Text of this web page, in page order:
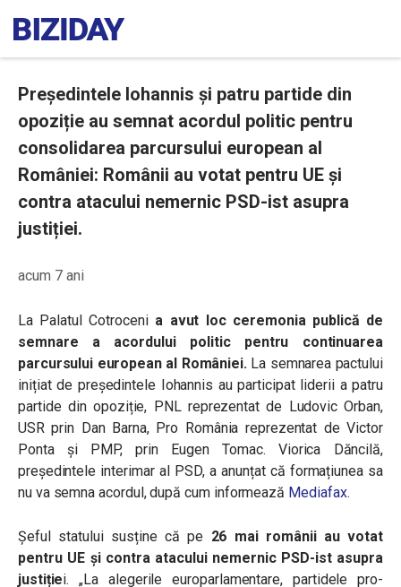
Președintele Iohannis și patru partide din
opoziție au semnat acordul politic pentru
consolidarea parcursului european al
României: Românii au votat pentru UE și
contra atacului nemernic PSD-ist asupra
justiției.
acum 7 ani
La Palatul Cotroceni a avut loc ceremonia publică de
semnare a acordului politic pentru continuarea
parcursului european al României. La semnarea pactului
inițiat de președintele Iohannis au participat liderii a patru
partide din opoziție, PNL reprezentat de Ludovic Orban,
USR prin Dan Barna, Pro România reprezentat de Victor
Ponta și PMP, prin Eugen Tomac. Viorica Dăncilă,
președintele interimar al PSD, a anunțat că formațiunea sa
nu va semna acordul, după cum informează Mediafax.
Șeful statului susține că pe 26 mai românii au votat
pentru UE și contra atacului nemernic PSD-ist asupra
justiției. „La alegerile europarlamentare, partidele pro-